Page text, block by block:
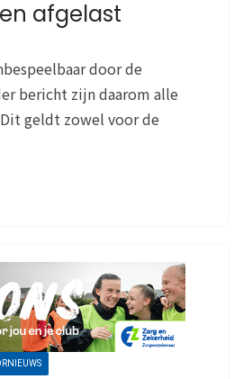
afgelast
door de
bericht zijn daarom alle
geldt zowel voor de